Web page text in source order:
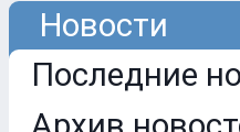
Новости
Последние